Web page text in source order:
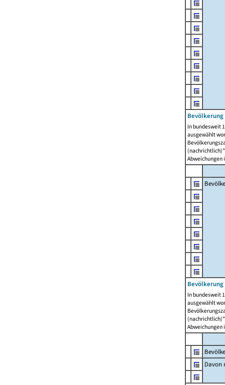
In bundesweit
ausgewählt
Abweichungen
In bundesweit
ausgewählt
Abweichungen
Davon